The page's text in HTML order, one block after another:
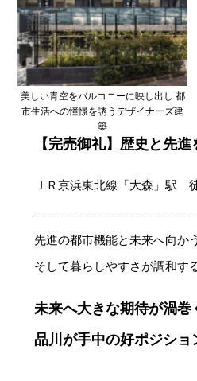
美しい青空をバルコニーに映し出し 都
市生活への憧憬を誘うデザイナーズ建
築
【完売御礼】歴史と先
ＪＲ京浜東北線「大森」駅
先進の都市機能と未来へ向か
そして暮らしやすさが調和す
未来へ大きな期待が渦巻
品川が手中の好ポジショ